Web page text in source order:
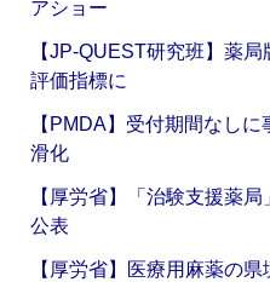
アショー
【JP-QUEST研究班】薬
評価指標に
【PMDA】受付期間なし
滑化
【厚労省】「治験支援薬
公表
【厚労省】医療用麻薬の